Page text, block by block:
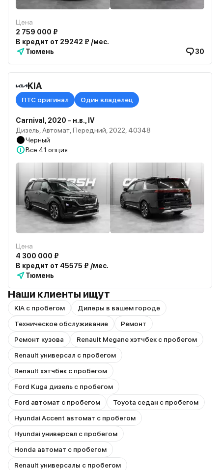
Цена
2 759 000 ₽
В кредит от 29242 ₽ /мес.
Тюмень
30
KIA
ПТС оригинал Один владелец
Carnival, 2020 – н.в., IV
Дизель, Автомат, Передний, 2022, 40348
Черный
Все 41 опция
Цена
4 300 000 ₽
В кредит от 45575 ₽ /мес.
Тюмень
Наши клиенты ищут
KIA с пробегом
Дилеры в вашем городе
Техническое обслуживание
Ремонт
Ремонт кузова
Renault Megane хэтчбек с пробегом
Renault универсал с пробегом
Renault хэтчбек с пробегом
Ford Kuga дизель с пробегом
Ford автомат с пробегом
Toyota седан с пробегом
Hyundai Accent автомат с пробегом
Hyundai универсал с пробегом
Honda автомат с пробегом
Renault универсалы с пробегом